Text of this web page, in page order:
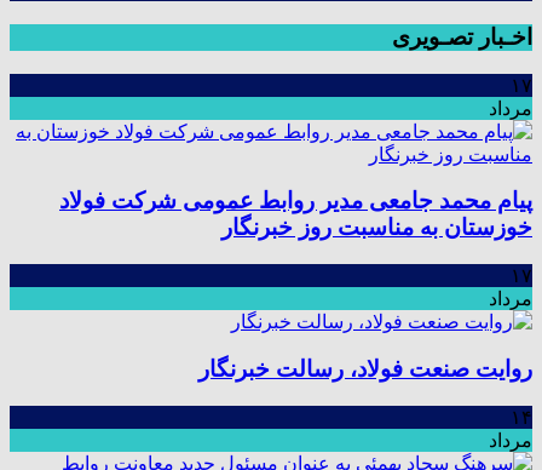
اخـبار تصـویری
۱۷
مرداد
پیام محمد جامعی مدیر روابط عمومی شرکت فولاد
خوزستان به مناسبت روز خبرنگار
۱۷
مرداد
روایت صنعت فولاد،‌ رسالت خبرنگار
۱۴
مرداد